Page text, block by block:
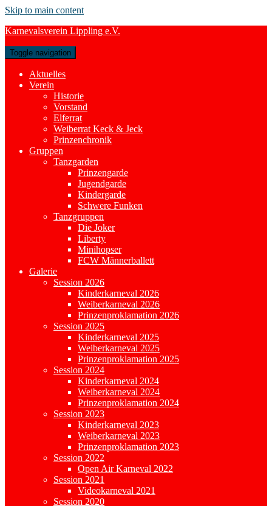
Skip to main content
Karnevalsverein Lippling e.V.
Toggle navigation
Aktuelles
Verein
Historie
Vorstand
Elferrat
Weiberrat Keck & Jeck
Prinzenchronik
Gruppen
Tanzgarden
Prinzengarde
Jugendgarde
Kindergarde
Schwere Funken
Tanzgruppen
Die Joker
Liberty
Minihopser
FCW Männerballett
Galerie
Session 2026
Kinderkarneval 2026
Weiberkarneval 2026
Prinzenproklamation 2026
Session 2025
Kinderkarneval 2025
Weiberkarneval 2025
Prinzenproklamation 2025
Session 2024
Kinderkarneval 2024
Weiberkarneval 2024
Prinzenproklamation 2024
Session 2023
Kinderkarneval 2023
Weiberkarneval 2023
Prinzenproklamation 2023
Session 2022
Open Air Karneval 2022
Session 2021
Videokarneval 2021
Session 2020